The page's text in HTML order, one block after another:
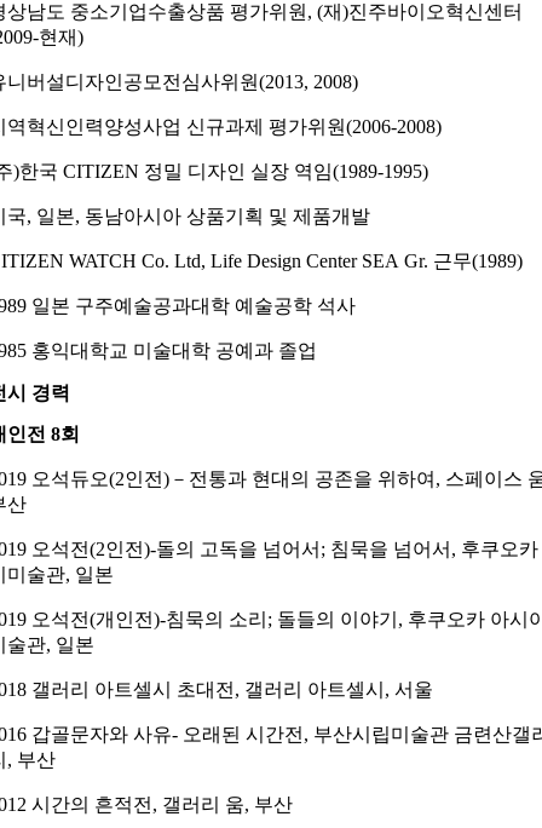
상남도 중소기업수출상품 평가위원, (재)진주바이오혁신센터
현재)
니버설디자인공모전심사위원(2013, 2008)
역혁신인력양성사업 신규과제 평가위원(2006-2008)
)한국 CITIZEN 정밀 디자인 실장 역임(1989-1995)
국, 일본, 동남아시아 상품기획 및 제품개발
WATCH Co. Ltd, Life Design Center SEA Gr. 근무(1989)
일본 구주예술공과대학 예술공학 석사
홍익대학교 미술대학 공예과 졸업
시 경력
인전 8회
오석듀오(2인전)－전통과 현대의 공존을 위하여 , 스페이스
산
오석전(2인전)-돌의 고독을 넘어서; 침묵을 넘어서, 후쿠오카
미술관, 일본
오석전(개인전)-침묵의 소리; 돌들의 이야기, 후쿠오카 아시
술관, 일본
갤러리 아트셀시 초대전, 갤러리 아트셀시, 서울
갑골문자와 사유- 오래된 시간전, 부산시립미술관 금련산갤
, 부산
시간의 흔적전, 갤러리 움, 부산